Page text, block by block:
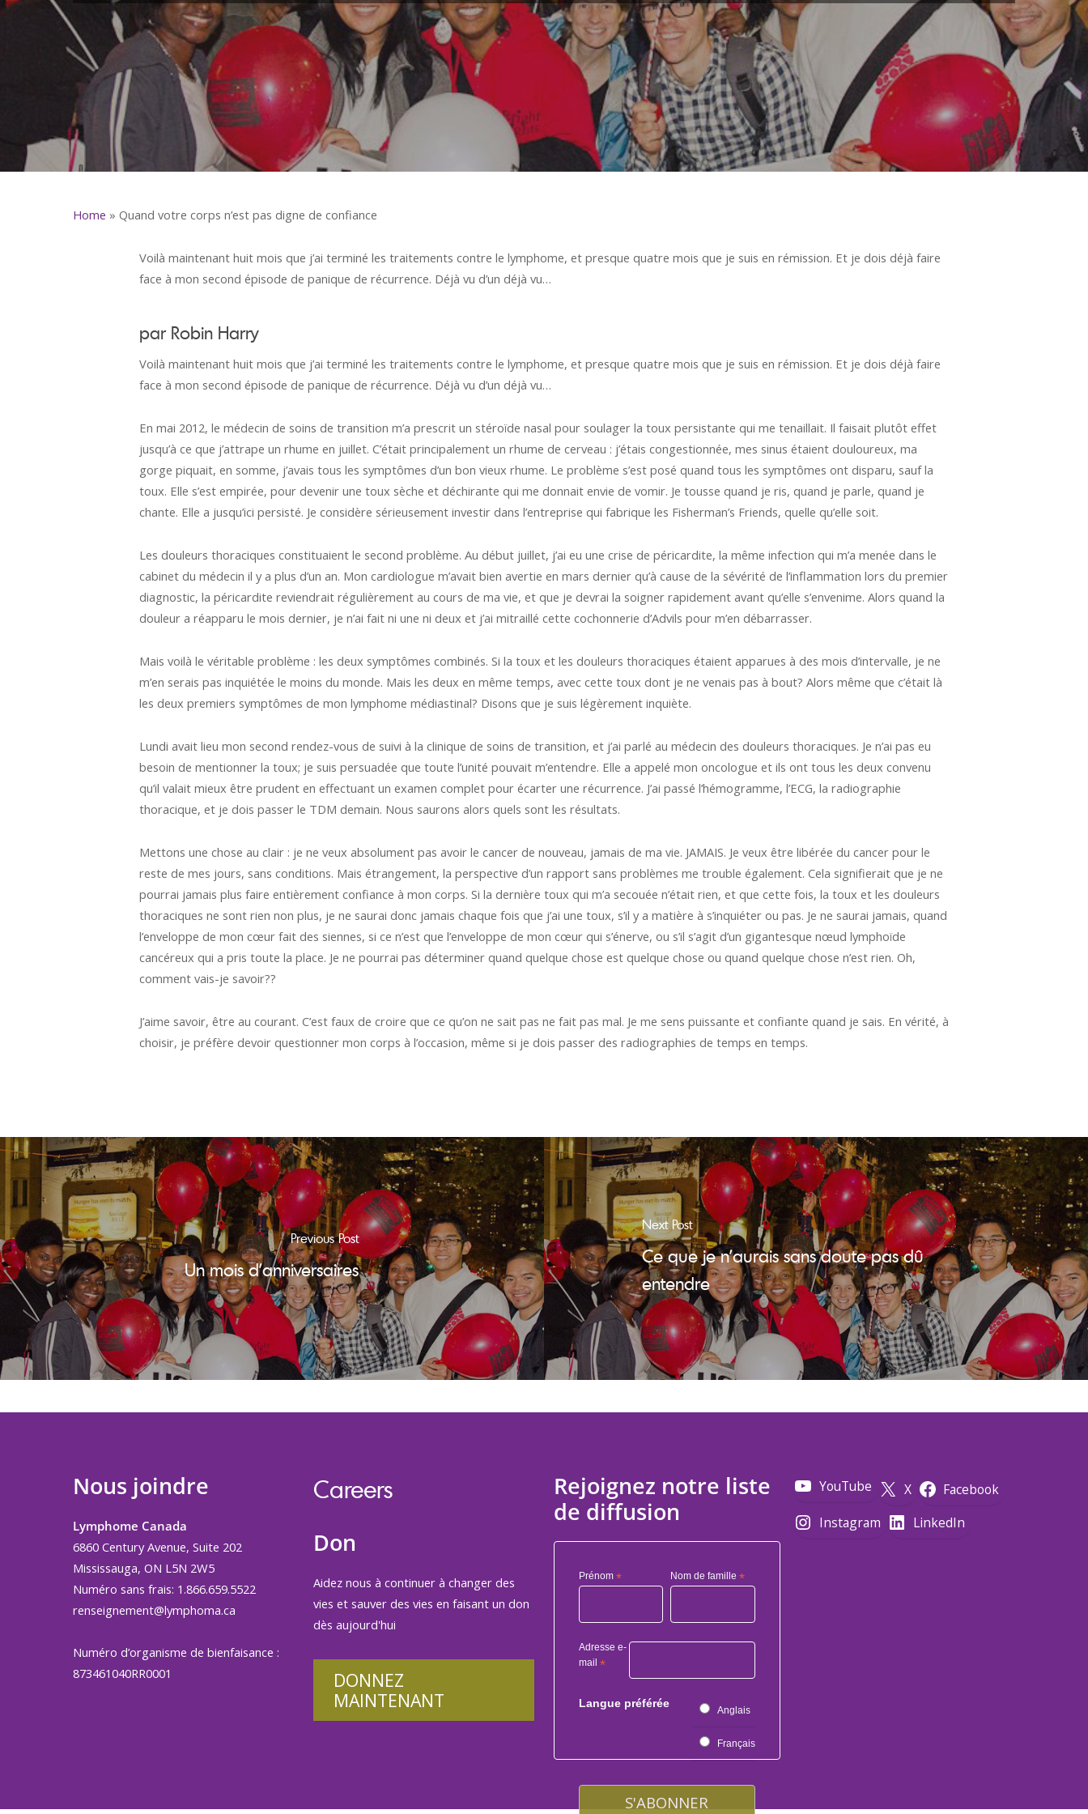
Home » Quand votre corps n’est pas digne de confiance
Voilà maintenant huit mois que j’ai terminé les traitements contre le lymphome, et presque quatre mois que je suis en rémission. Et je dois déjà faire
face à mon second épisode de panique de récurrence. Déjà vu d’un déjà vu…
par Robin Harry
Voilà maintenant huit mois que j’ai terminé les traitements contre le lymphome, et presque quatre mois que je suis en rémission. Et je dois déjà faire
face à mon second épisode de panique de récurrence. Déjà vu d’un déjà vu…
En mai 2012, le médecin de soins de transition m’a prescrit un stéroïde nasal pour soulager la toux persistante qui me tenaillait. Il faisait plutôt effet
jusqu’à ce que j’attrape un rhume en juillet. C’était principalement un rhume de cerveau : j’étais congestionnée, mes sinus étaient douloureux, ma
gorge piquait, en somme, j’avais tous les symptômes d’un bon vieux rhume. Le problème s’est posé quand tous les symptômes ont disparu, sauf la
toux. Elle s’est empirée, pour devenir une toux sèche et déchirante qui me donnait envie de vomir. Je tousse quand je ris, quand je parle, quand je
chante. Elle a jusqu’ici persisté. Je considère sérieusement investir dans l’entreprise qui fabrique les Fisherman’s Friends, quelle qu’elle soit.
Les douleurs thoraciques constituaient le second problème. Au début juillet, j’ai eu une crise de péricardite, la même infection qui m’a menée dans le
cabinet du médecin il y a plus d’un an. Mon cardiologue m’avait bien avertie en mars dernier qu’à cause de la sévérité de l’inflammation lors du premier
diagnostic, la péricardite reviendrait régulièrement au cours de ma vie, et que je devrai la soigner rapidement avant qu’elle s’envenime. Alors quand la
douleur a réapparu le mois dernier, je n’ai fait ni une ni deux et j’ai mitraillé cette cochonnerie d’Advils pour m’en débarrasser.
Mais voilà le véritable problème : les deux symptômes combinés. Si la toux et les douleurs thoraciques étaient apparues à des mois d’intervalle, je ne
m’en serais pas inquiétée le moins du monde. Mais les deux en même temps, avec cette toux dont je ne venais pas à bout? Alors même que c’était là
les deux premiers symptômes de mon lymphome médiastinal? Disons que je suis légèrement inquiète.
Lundi avait lieu mon second rendez-vous de suivi à la clinique de soins de transition, et j’ai parlé au médecin des douleurs thoraciques. Je n’ai pas eu
besoin de mentionner la toux; je suis persuadée que toute l’unité pouvait m’entendre. Elle a appelé mon oncologue et ils ont tous les deux convenu
qu’il valait mieux être prudent en effectuant un examen complet pour écarter une récurrence. J’ai passé l’hémogramme, l’ECG, la radiographie
thoracique, et je dois passer le TDM demain. Nous saurons alors quels sont les résultats.
Mettons une chose au clair : je ne veux absolument pas avoir le cancer de nouveau, jamais de ma vie. JAMAIS. Je veux être libérée du cancer pour le
reste de mes jours, sans conditions. Mais étrangement, la perspective d’un rapport sans problèmes me trouble également. Cela signifierait que je ne
pourrai jamais plus faire entièrement confiance à mon corps. Si la dernière toux qui m’a secouée n’était rien, et que cette fois, la toux et les douleurs
thoraciques ne sont rien non plus, je ne saurai donc jamais chaque fois que j’ai une toux, s’il y a matière à s’inquiéter ou pas. Je ne saurai jamais, quand
l’enveloppe de mon cœur fait des siennes, si ce n’est que l’enveloppe de mon cœur qui s’énerve, ou s’il s’agit d’un gigantesque nœud lymphoïde
cancéreux qui a pris toute la place. Je ne pourrai pas déterminer quand quelque chose est quelque chose ou quand quelque chose n’est rien. Oh,
comment vais-je savoir??
J’aime savoir, être au courant. C’est faux de croire que ce qu’on ne sait pas ne fait pas mal. Je me sens puissante et confiante quand je sais. En vérité, à
choisir, je préfère devoir questionner mon corps à l’occasion, même si je dois passer des radiographies de temps en temps.
Previous Post
Un mois d’anniversaires
Next Post
Ce que je n’aurais sans doute pas dû
entendre
Nous joindre
Lymphome Canada
6860 Century Avenue, Suite 202
Mississauga, ON L5N 2W5
Numéro sans frais: 1.866.659.5522
renseignement@lymphoma.ca
Numéro d’organisme de bienfaisance :
873461040RR0001
Careers
Don
Aidez nous à continuer à changer des
vies et sauver des vies en faisant un don
dès aujourd'hui
DONNEZ
MAINTENANT
Rejoignez notre liste
de diffusion
Prénom * Nom de famille *
Adresse e-
mail *
Langue préférée
Anglais
Français
YouTube X
Facebook
Instagram
LinkedIn